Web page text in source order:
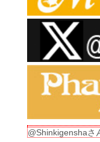
@Shinkigenshaさ